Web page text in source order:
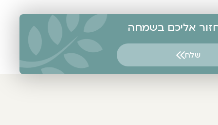
אליכם בשמחה
שלח